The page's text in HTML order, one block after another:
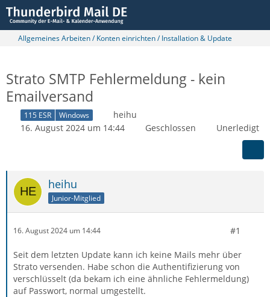
Allgemeines Arbeiten / Konten einrichten / Installation & Update
Strato SMTP Fehlermeldung - kein
Emailversand
115 ESR Windows
heihu
16. August 2024 um 14:44
Geschlossen Unerledigt
heihu
Junior-Mitglied
16. August 2024 um 14:44 #1
Seit dem letzten Update kann ich keine Mails mehr über
Strato versenden. Habe schon die Authentifizierung von
verschlüsselt (da bekam ich eine ähnliche Fehlermeldung)
auf Passwort, normal umgestellt.